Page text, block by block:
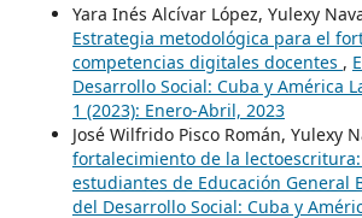
Yara Inés Alcívar López, Yulexy
Estrategia metodológica para el
competencias digitales docentes ,
Desarrollo Social: Cuba y América
1 (2023): Enero-Abril, 2023
José Wilfrido Pisco Román, Yulexy
fortalecimiento de la
estudiantes de Educación General
del Desarrollo Social: Cuba y